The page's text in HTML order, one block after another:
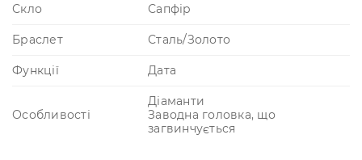
Скло Сапфір
Браслет Сталь/Золото
Функції Дата
Особливості
Діаманти
Заводна головка, що
загвинчується